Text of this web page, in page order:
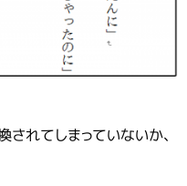
れてしまっていないか、